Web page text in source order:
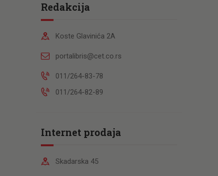
Redakcija
Koste Glavinića 2A
portalibris@cet.co.rs
011/264-83-78
011/264-82-89
Internet prodaja
Skadarska 45